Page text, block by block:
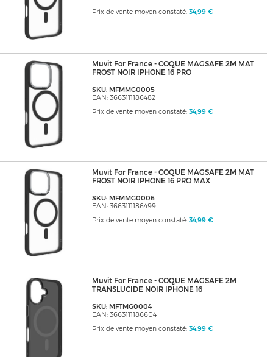
Prix de vente moyen constaté: 34,99 €
Muvit For France - COQUE MAGSAFE 2M MAT
FROST NOIR IPHONE 16 PRO
SKU: MFMMG0005
EAN: 3663111186482
Prix de vente moyen constaté: 34,99 €
Muvit For France - COQUE MAGSAFE 2M MAT
FROST NOIR IPHONE 16 PRO MAX
SKU: MFMMG0006
EAN: 3663111186499
Prix de vente moyen constaté: 34,99 €
Muvit For France - COQUE MAGSAFE 2M
TRANSLUCIDE NOIR IPHONE 16
SKU: MFTMG0004
EAN: 3663111186604
Prix de vente moyen constaté: 34,99 €